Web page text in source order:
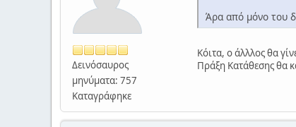
Δεινόσαυρος
μηνύματα: 757
Καταγράφηκε
Άρα από μόνο του
Κόιτα, ο άλλλος θα
Πράξη Κατάθεσης θα